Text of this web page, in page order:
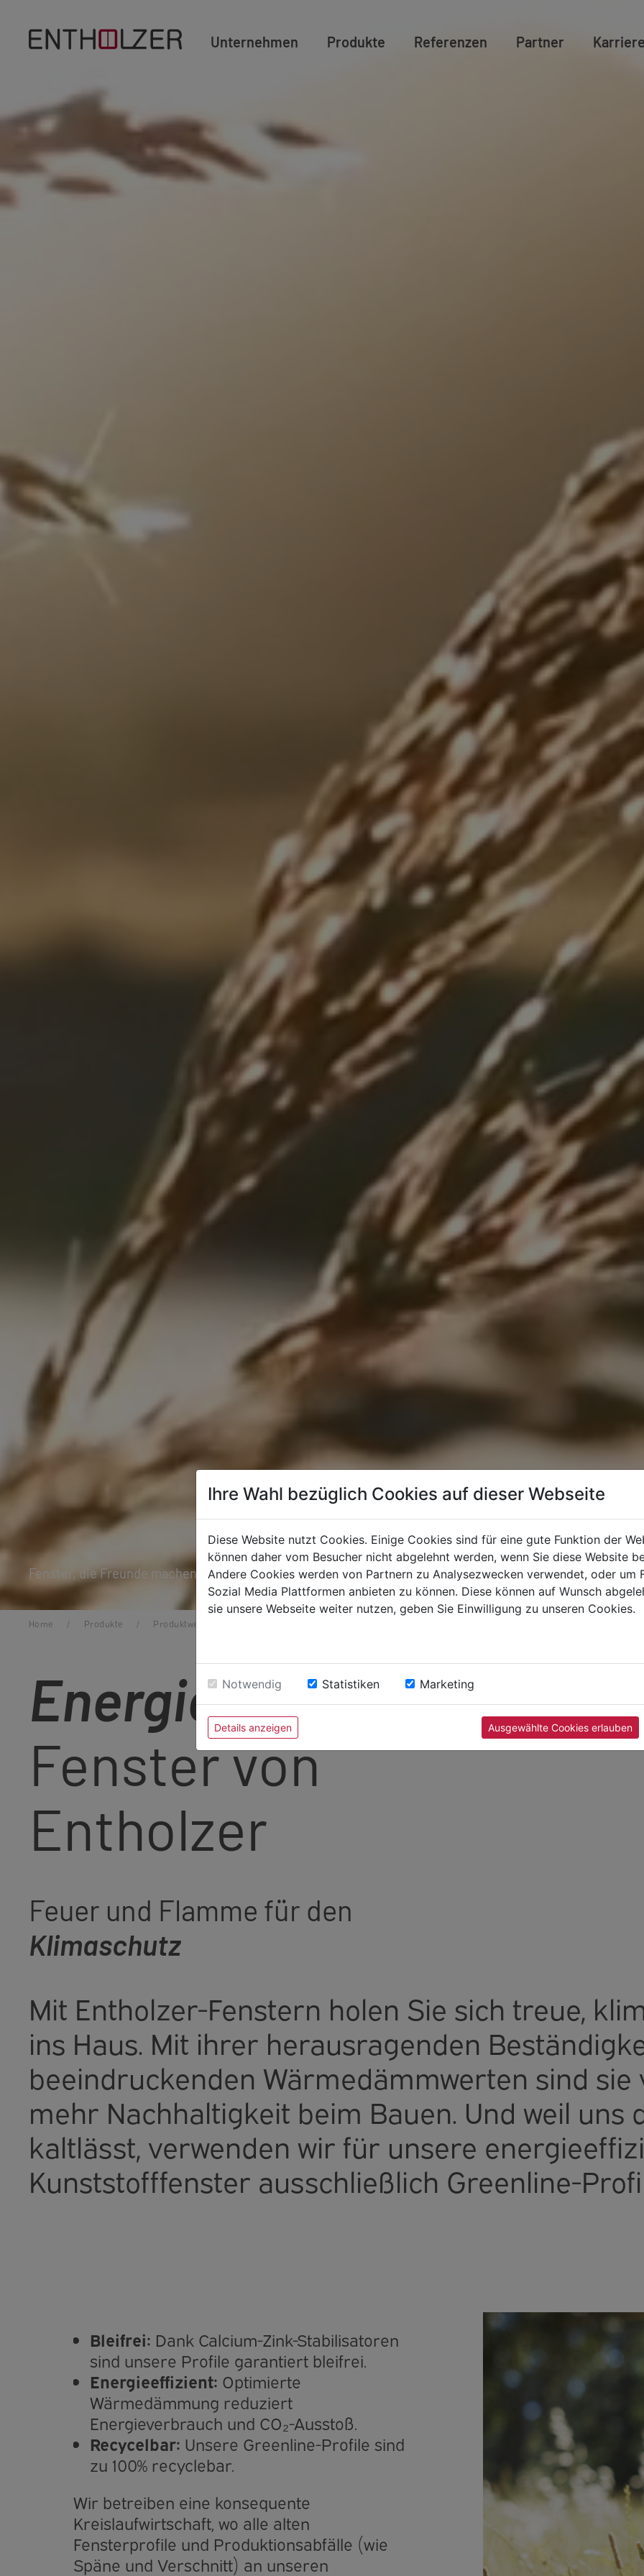
Unternehmen Produkte Referenzen Partner Karriere
Fenster, die Freunde machen
Home / Produkte / Produktwelt
Energieeffiziente
Fenster von
Entholzer
Feuer und Flamme für den
Klimaschutz
Mit Entholzer-Fenstern holen Sie sich treue,
ins Haus. Mit ihrer herausragenden
beeindruckenden Wärmedämmwerten sind
mehr Nachhaltigkeit beim Bauen. Und weil uns
kaltlässt, verwenden wir für unsere
Kunststofffenster ausschließlich Greenline-
Bleifrei: Dank Calcium-Zink-Stabilisatoren
sind unsere Profile garantiert bleifrei.
Energieeffizient: Optimierte
Wärmedämmung reduziert
Energieverbrauch und CO₂-Ausstoß.
Recycelbar: Unsere Greenline-Profile sind
zu 100% recyclebar.
Wir betreiben eine konsequente
Kreislaufwirtschaft, wo alle alten
Fensterprofile und Produktionsabfälle (wie
Späne und Verschnitt) an unseren
Ihre Wahl bezüglich Cookies auf dieser Webseite
Diese Website nutzt Cookies. Einige Cookies sind für eine gute Funktion der
können daher vom Besucher nicht abgelehnt werden, wenn Sie diese Website
Andere Cookies werden von Partnern zu Analysezwecken verwendet, oder um
Sozial Media Plattformen anbieten zu können. Diese können auf Wunsch
sie unsere Webseite weiter nutzen, geben Sie Einwilligung zu unseren Cookies.
Notwendig Statistiken Marketing
Details anzeigen Ausgewählte Cookies erlauben